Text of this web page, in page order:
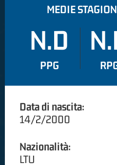
MEDIE
N.D
PPG
Data di nascita:
14/2/2000
Nazionalità:
LTU